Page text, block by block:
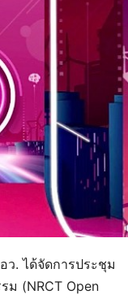
ว. ได้จัดการประชุม
ม (NRCT Open